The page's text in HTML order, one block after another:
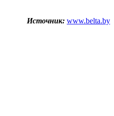
Источник: www.belta.by